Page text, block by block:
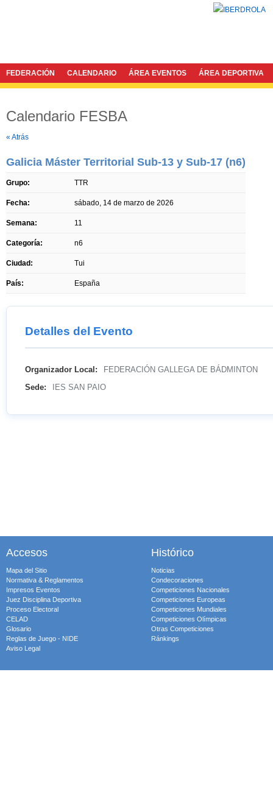
FEDERACIÓN CALENDARIO ÁREA EVENTOS ÁREA DEPORTIVA
Calendario FESBA
« Atrás
Galicia Máster Territorial Sub-13 y Sub-17 (n6)
Grupo: TTR
Fecha: sábado, 14 de marzo de 2026
Semana: 11
Categoría: n6
Ciudad: Tui
País: España
Detalles del Evento
Organizador Local: FEDERACIÓN GALLEGA DE BÁDMINTON
Sede: IES SAN PAIO
Accesos
Mapa del Sitio
Normativa & Reglamentos
Impresos Eventos
Juez Disciplina Deportiva
Proceso Electoral
CELAD
Glosario
Reglas de Juego - NIDE
Aviso Legal
Histórico
Noticias
Condecoraciones
Competiciones Nacionales
Competiciones Europeas
Competiciones Mundiales
Competiciones Olímpicas
Otras Competiciones
Ránkings